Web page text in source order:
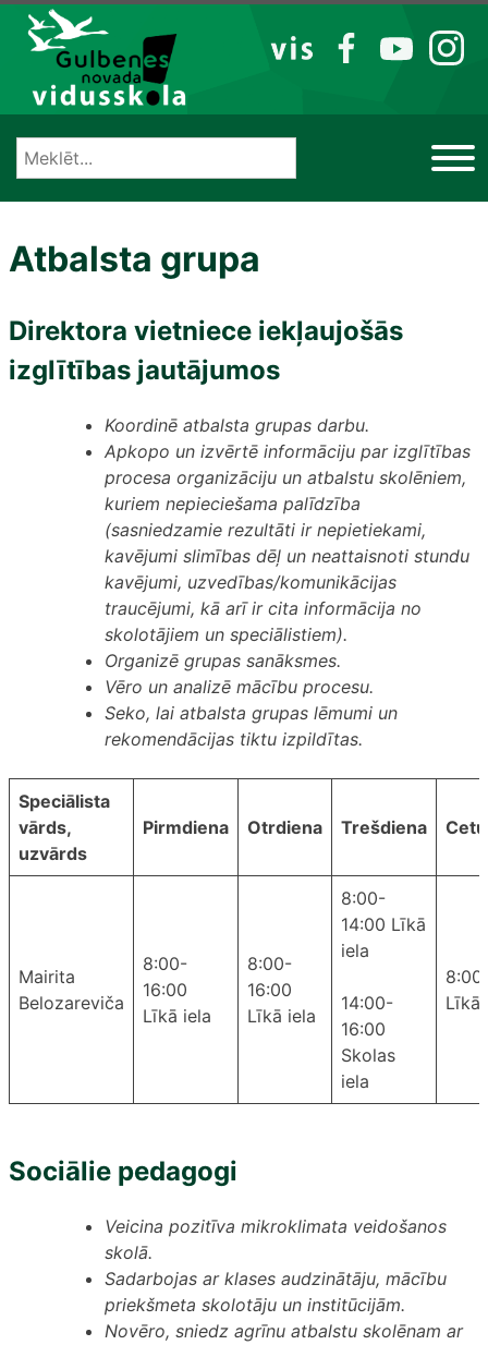
Izlaist
VIS
FB YT IG
Atbalsta grupa
Direktora vietniece iekļaujošās
izglītības jautājumos
Koordinē atbalsta grupas darbu.
Apkopo un izvērtē informāciju par izglītības
procesa organizāciju un atbalstu skolēniem,
kuriem nepieciešama palīdzība
(sasniedzamie rezultāti ir nepietiekami,
kavējumi slimības dēļ un neattaisnoti stundu
kavējumi, uzvedības/komunikācijas
traucējumi, kā arī ir cita informācija no
skolotājiem un speciālistiem).
Organizē grupas sanāksmes.
Vēro un analizē mācību procesu.
Seko, lai atbalsta grupas lēmumi un
rekomendācijas tiktu izpildītas.
Speciālista
vārds,
uzvārds
Pirmdiena Otrdiena Trešdiena
Mairita
Belozareviča
8:00-
16:00
Līkā iela
8:00-
16:00
Līkā iela
8:00-
14:00 Līkā
iela
14:00-
16:00
Skolas
iela
Līkā
Sociālie pedagogi
Veicina pozitīva mikroklimata veidošanos
skolā.
Sadarbojas ar klases audzinātāju, mācību
priekšmeta skolotāju un institūcijām.
Novēro, sniedz agrīnu atbalstu skolēnam ar